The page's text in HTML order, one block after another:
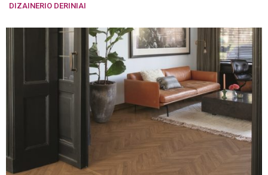
DIZAINERIO DERINIAI